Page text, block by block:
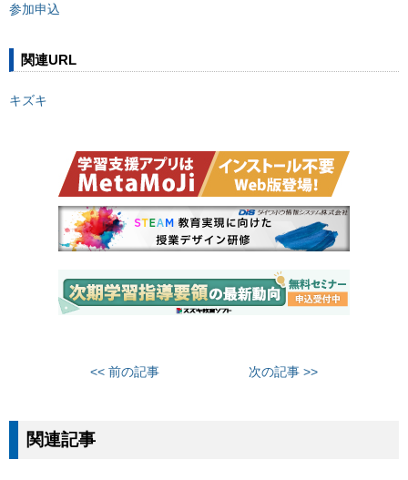
参加申込
関連URL
キズキ
<< 前の記事 次の記事 >>
関連記事